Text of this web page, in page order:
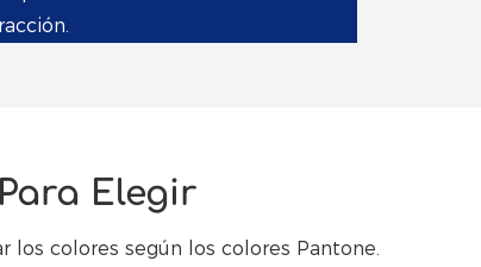
Elegir
los colores según los colores Pantone.